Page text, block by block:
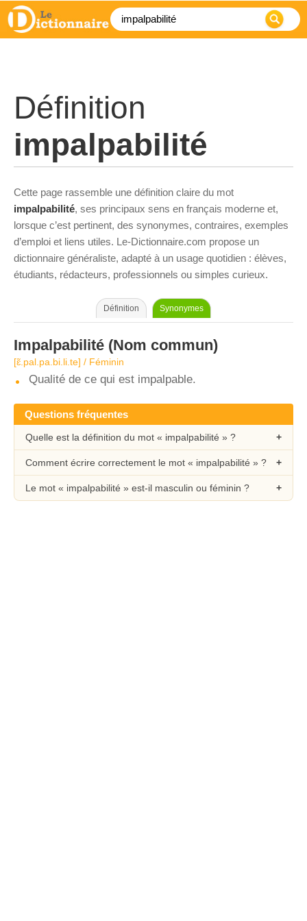
Définition
impalpabilité
Cette page rassemble une définition claire du mot
impalpabilité, ses principaux sens en français moderne et,
lorsque c’est pertinent, des synonymes, contraires, exemples
d’emploi et liens utiles. Le-Dictionnaire.com propose un
dictionnaire généraliste, adapté à un usage quotidien : élèves,
étudiants, rédacteurs, professionnels ou simples curieux.
Définition Synonymes
Impalpabilité (Nom commun)
[ɛ̃.pal.pa.bi.li.te] / Féminin
Qualité de ce qui est impalpable.
Questions fréquentes
Quelle est la définition du mot « impalpabilité » ?
Comment écrire correctement le mot « impalpabilité » ?
Le mot « impalpabilité » est-il masculin ou féminin ?